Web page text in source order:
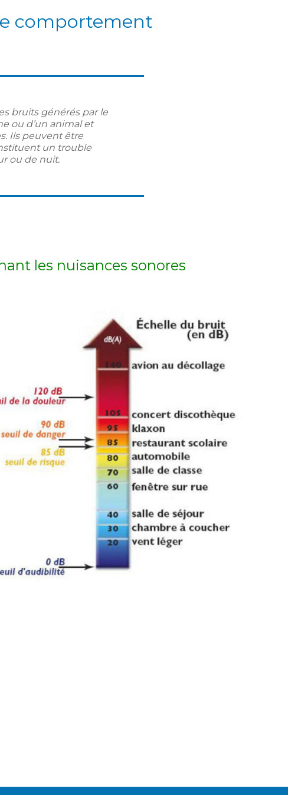
comportement
bruits générés par le
ou d’un animal et
Ils peuvent être
un trouble
ou de nuit.
les nuisances sonores